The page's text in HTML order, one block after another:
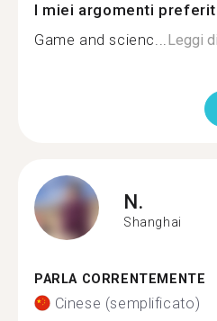
I miei argomenti
Game and scienc...Leggi
N.
Shanghai
PARLA CORRENTEMENTE
Cinese (semplificato)